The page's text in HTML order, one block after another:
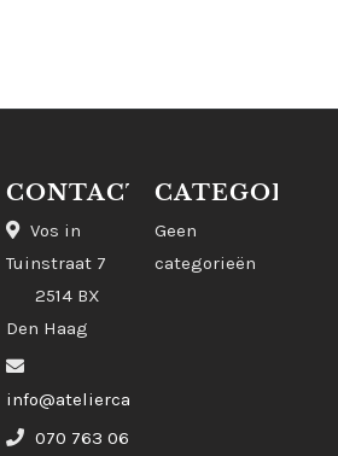
CONTACT
Vos in
Tuinstraat 7
2514 BX
Den Haag
info@ateliercampco.com
070 763 06
Geen
categorieën